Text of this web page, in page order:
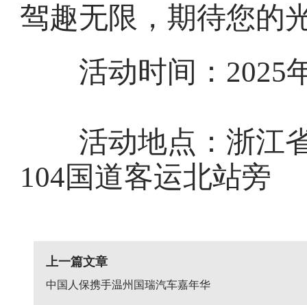
驾趣无限，期待您的
活动时间：2025年
活动地点：浙江省
104国道客运北站旁
上一篇文章
中国人保携手温州国瑞汽车嘉年华